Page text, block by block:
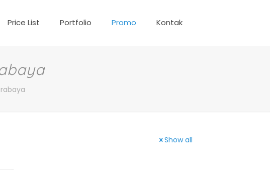
Price List Portfolio Promo Kontak
Show all